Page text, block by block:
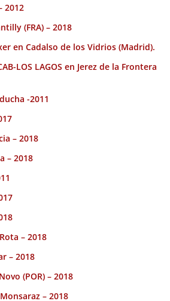
2012
(FRA) – 2018
en Cadalso de los Vidrios (Madrid).
LOS LAGOS en Jerez de la Frontera
-2011
– 2018
– 2018
– 2018
– 2018
(POR) – 2018
– 2018